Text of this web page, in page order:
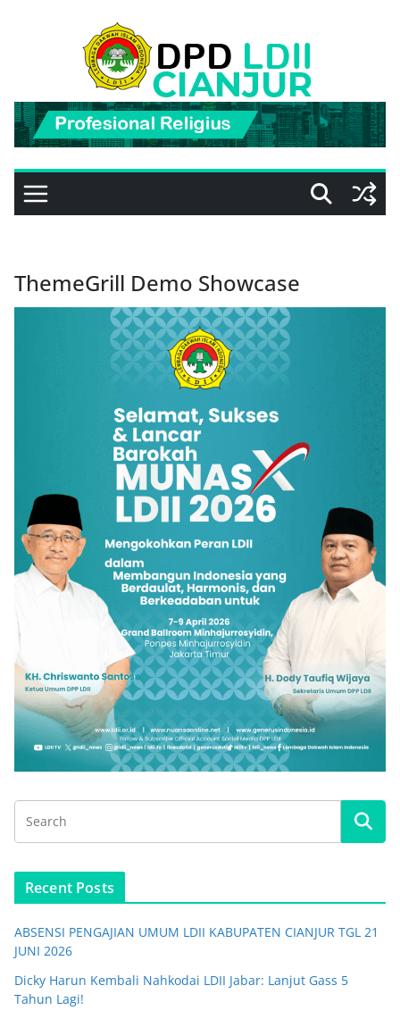
ThemeGrill Demo Showcase
Recent Posts
ABSENSI PENGAJIAN UMUM LDII KABUPATEN CIANJUR TGL 21
JUNI 2026
Dicky Harun Kembali Nahkodai LDII Jabar: Lanjut Gass 5
Tahun Lagi!